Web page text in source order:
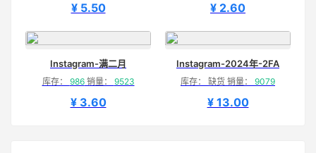
¥ 5.50 ¥ 2.60
Instagram-满二月
库存： 986销量： 9523
¥ 3.60
Instagram-2024年-2FA
库存： 缺货 销量： 9079
¥ 13.00